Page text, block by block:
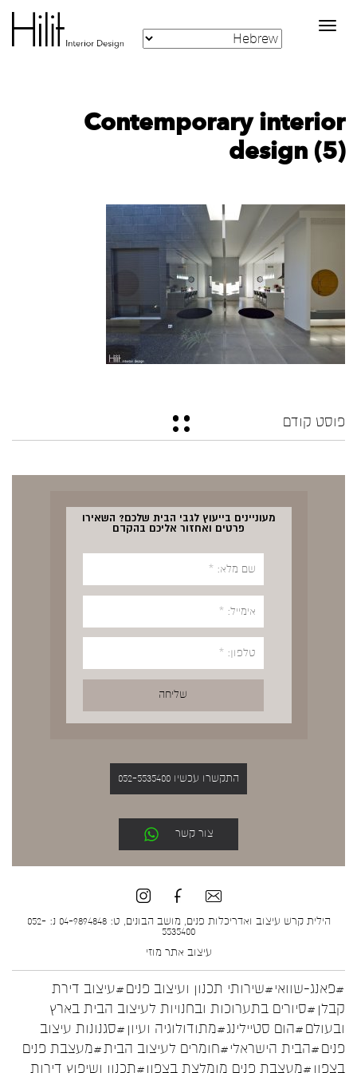
Toggle
navigation
Contemporary interior
design (5)
פוסט קודם
מעוניינים בייעוץ לגבי הבית שלכם? השאירו
פרטים ואחזור אליכם בהקדם
התקשרו עכשיו 052-5535400
צור קשר
הילית קרש עיצוב ואדריכלות פנים, מושב הבונים, ט: 04-9894848 נ: 052-
5535400
עיצוב אתר מוזי
#פאנג-שוואי#שירותי תכנון ועיצוב פנים#עיצוב דירת
קבלן #סיורים בתערוכות ובחנויות לעיצוב הבית בארץ
ובעולם#הום סטיילינג#מתודולוגיה ועיון #סגנונות עיצוב
פנים#הבית הישראלי#חומרים לעיצוב הבית#מעצבת פנים
בצפון #מעצבת פנים מומלצת בצפון#תכנון ושיפוץ דירות